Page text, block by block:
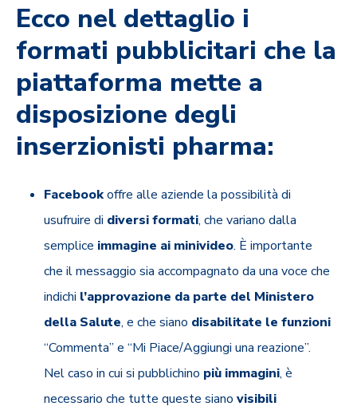
Ecco nel dettaglio i
formati pubblicitari che la
piattaforma mette a
disposizione degli
inserzionisti pharma:
Facebookoffre alle aziende la possibilità di
usufruire di diversi formati, che variano dalla
semplice immagine ai minivideo. È importante
che il messaggio sia accompagnato da una voce che
indichi l’approvazione da parte del Ministero
della Salute, e che siano disabilitate le funzioni
“Commenta” e “Mi Piace/Aggiungi una reazione”.
Nel caso in cui si pubblichino più immagini, è
necessario che tutte queste sianovisibili